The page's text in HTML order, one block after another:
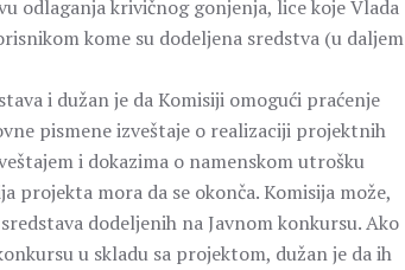
odlaganja krivičnog gonjenja, lice koje Vlada
kome su dodeljena sredstva (u daljem
i dužan je da Komisiji omogući praćenje
pismene izveštaje o realizaciji projektnih
i dokazima o namenskom utrošku
projekta mora da se okonča. Komisija može,
dodeljenih na Javnom konkursu. Ako
u skladu sa projektom, dužan je da ih